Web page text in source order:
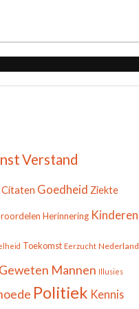
Verstand
Citaten Goedheid Ziekte
Herinnering Kinderen
Toekomst Eerzucht Nederland
Geweten Mannen Illusies
Politiek Kennis